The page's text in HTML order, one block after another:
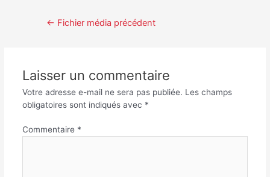
← Fichier média précédent
Laisser un commentaire
Votre adresse e-mail ne sera pas publiée. Les champs
obligatoires sont indiqués avec *
Commentaire *